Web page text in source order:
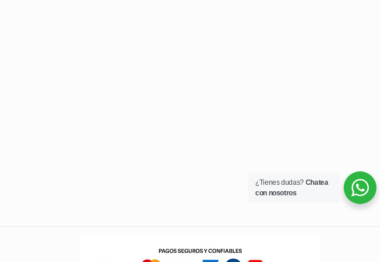
¿Tienes dudas? Chatea
con nosotros